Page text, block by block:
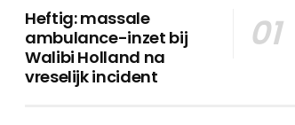
Heftig: massale
ambulance-inzet bij
Walibi Holland na
vreselijk incident